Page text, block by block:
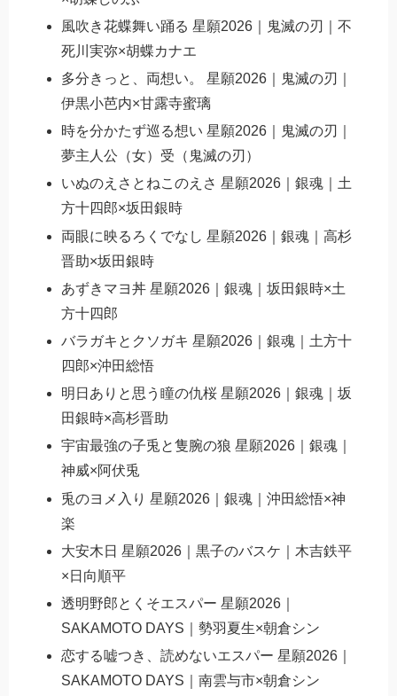
風吹き花蝶舞い踊る 星願2026｜鬼滅の刃｜不
死川実弥×胡蝶カナエ
多分きっと、両想い。 星願2026｜鬼滅の刃｜
伊黒小芭内×甘露寺蜜璃
時を分かたず巡る想い 星願2026｜鬼滅の刃｜
夢主人公（女）受（鬼滅の刃）
いぬのえさとねこのえさ 星願2026｜銀魂｜土
方十四郎×坂田銀時
両眼に映るろくでなし 星願2026｜銀魂｜高杉
晋助×坂田銀時
あずきマヨ丼 星願2026｜銀魂｜坂田銀時×土
方十四郎
バラガキとクソガキ 星願2026｜銀魂｜土方十
四郎×沖田総悟
明日ありと思う瞳の仇桜 星願2026｜銀魂｜坂
田銀時×高杉晋助
宇宙最強の子兎と隻腕の狼 星願2026｜銀魂｜
神威×阿伏兎
兎のヨメ入り 星願2026｜銀魂｜沖田総悟×神
楽
大安木日 星願2026｜黒子のバスケ｜木吉鉄平
×日向順平
透明野郎とくそエスパー 星願2026｜
SAKAMOTO DAYS｜勢羽夏生×朝倉シン
恋する嘘つき、読めないエスパー 星願2026｜
SAKAMOTO DAYS｜南雲与市×朝倉シン